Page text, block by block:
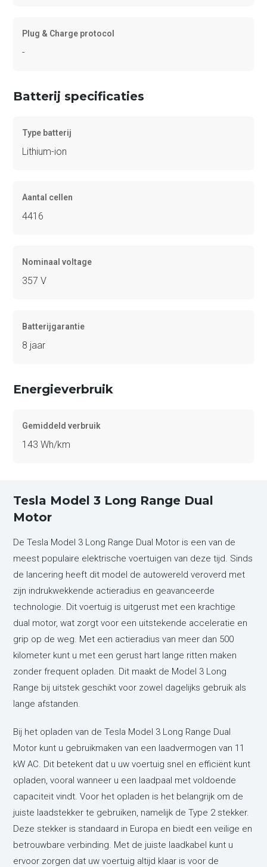
Plug & Charge protocol
-
Batterij specificaties
Type batterij
Lithium-ion
Aantal cellen
4416
Nominaal voltage
357 V
Batterijgarantie
8 jaar
Energieverbruik
Gemiddeld verbruik
143 Wh/km
Tesla Model 3 Long Range Dual
Motor
De Tesla Model 3 Long Range Dual Motor is een van de
meest populaire elektrische voertuigen van deze tijd. Sinds
de lancering heeft dit model de autowereld veroverd met
zijn indrukwekkende actieradius en geavanceerde
technologie. Dit voertuig is uitgerust met een krachtige
dual motor, wat zorgt voor een uitstekende acceleratie en
grip op de weg. Met een actieradius van meer dan 500
kilometer kunt u met een gerust hart lange ritten maken
zonder frequent opladen. Dit maakt de Model 3 Long
Range bij uitstek geschikt voor zowel dagelijks gebruik als
lange afstanden.
Bij het opladen van de Tesla Model 3 Long Range Dual
Motor kunt u gebruikmaken van een laadvermogen van 11
kW AC. Dit betekent dat u uw voertuig snel en efficiënt kunt
opladen, vooral wanneer u een laadpaal met voldoende
capaciteit vindt. Voor het opladen is het belangrijk om de
juiste laadstekker te gebruiken, namelijk de Type 2 stekker.
Deze stekker is standaard in Europa en biedt een veilige en
betrouwbare verbinding. Met de juiste laadkabel kunt u
ervoor zorgen dat uw voertuig altijd klaar is voor de